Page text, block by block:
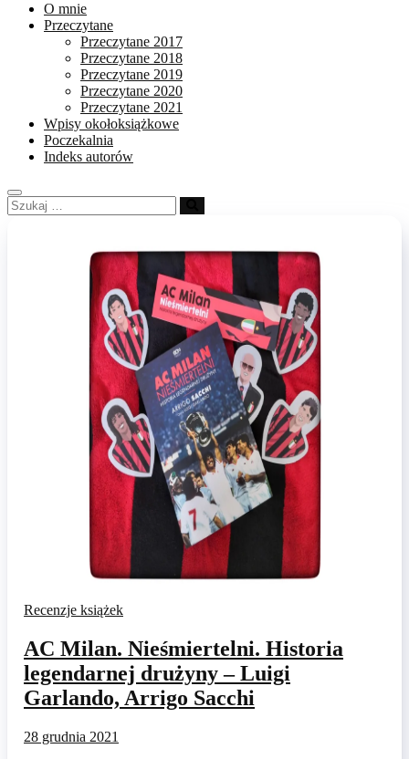
O mnie
Przeczytane
Przeczytane 2017
Przeczytane 2018
Przeczytane 2019
Przeczytane 2020
Przeczytane 2021
Wpisy okołoksiążkowe
Poczekalnia
Indeks autorów
Szukaj
…
Recenzje książek
AC Milan. Nieśmiertelni. Historia
legendarnej drużyny – Luigi
Garlando, Arrigo Sacchi
28 grudnia 2021